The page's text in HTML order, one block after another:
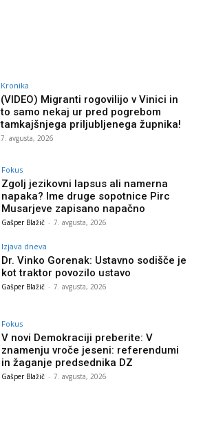
Kronika
(VIDEO) Migranti rogovilijo v Vinici in
to samo nekaj ur pred pogrebom
tamkajšnjega priljubljenega župnika!
7. avgusta, 2026
Fokus
Zgolj jezikovni lapsus ali namerna
napaka? Ime druge sopotnice Pirc
Musarjeve zapisano napačno
Gašper Blažič - 7. avgusta, 2026
Izjava dneva
Dr. Vinko Gorenak: Ustavno sodišče je
kot traktor povozilo ustavo
Gašper Blažič - 7. avgusta, 2026
Fokus
V novi Demokraciji preberite: V
znamenju vroče jeseni: referendumi
in žaganje predsednika DZ
Gašper Blažič - 7. avgusta, 2026